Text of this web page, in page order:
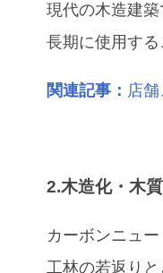
現代の木造建
長期に使用する
関連記事： 店
2.木造化・木
カーボンニュ
工林の若返り